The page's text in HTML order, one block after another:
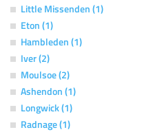
Little Missenden (1)
Eton (1)
Hambleden (1)
Iver (2)
Moulsoe (2)
Ashendon (1)
Longwick (1)
Radnage (1)